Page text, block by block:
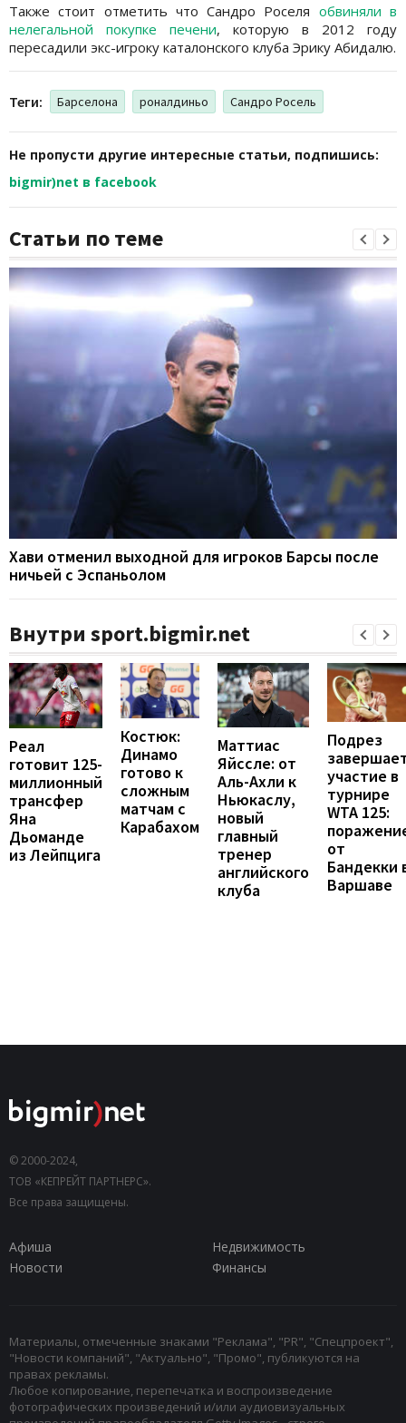
Также стоит отметить что Сандро Роселя обвиняли в
нелегальной покупке печени, которую в 2012 году
пересадили экс-игроку каталонского клуба Эрику Абидалю.
Теги: Барселона роналдиньо Сандро Росель
Не пропусти другие интересные статьи, подпишись:
bigmir)net в facebook
Статьи по теме
Хави отменил выходной для игроков Барсы после
ничьей с Эспаньолом
Внутри sport.bigmir.net
Реал
готовит 125-
миллионный
трансфер
Яна
Дьоманде
из Лейпцига
Костюк:
Динамо
готово к
сложным
матчам с
Карабахом
Маттиас
Яйссле: от
Аль-Ахли к
Ньюкаслу,
новый
главный
тренер
английского
клуба
Подрез
участие в
турнире
WTA 125:
от
Бандекки
Варшаве
© 2000-2024,
ТОВ «КЕПРЕЙТ ПАРТНЕРС».
Все права защищены.
Афиша
Недвижимость
Новости
Финансы
Материалы, отмеченные знаками "Реклама", "PR", "Спецпроект",
"Новости компаний", "Актуально", "Промо", публикуются на
правах рекламы.
Любое копирование, перепечатка и воспроизведение
фотографических произведений и/или аудиовизуальных